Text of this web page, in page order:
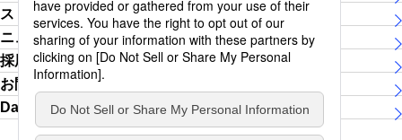
ストーリー
ニュースリリース
採用情報
お問い合わせ
Daiichi Lifeグループ女子陸上競技部